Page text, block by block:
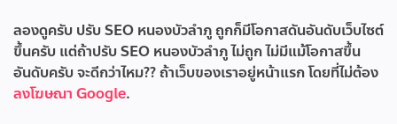
ลองดูครับ ปรับ SEO หนองบัวลำภู ถูกก็มีโอกาสดันอันดับเว็บไซต์
ขึ้นครับ แต่ถ้าปรับ SEO หนองบัวลำภู ไม่ถูก ไม่มีแม้โอกาสขึ้น
อันดับครับ จะดีกว่าไหม?? ถ้าเว็บของเราอยู่หน้าแรก โดยที่ไม่ต้อง
ลงโฆษณา Google.